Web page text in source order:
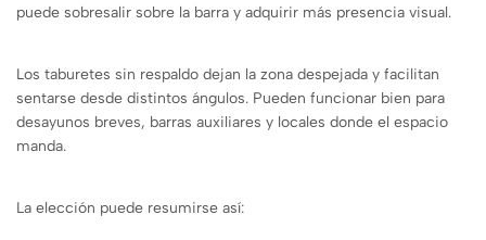
puede sobresalir sobre la barra y adquirir más presencia visual.
Los taburetes sin respaldo dejan la zona despejada y facilitan
sentarse desde distintos ángulos. Pueden funcionar bien para
desayunos breves, barras auxiliares y locales donde el espacio
manda.
La elección puede resumirse así: